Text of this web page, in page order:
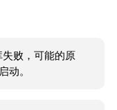
败，可能的原
动。